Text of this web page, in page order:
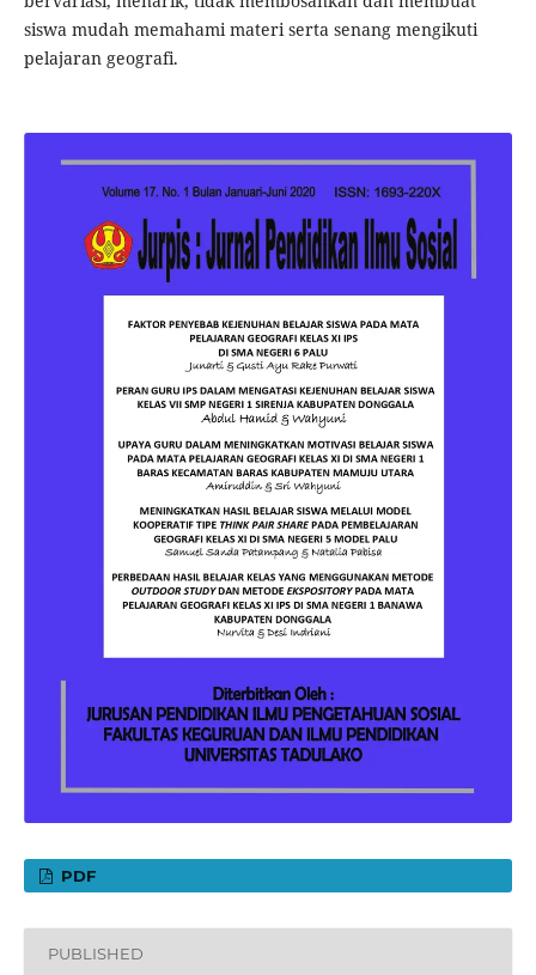
siswa mudah memahami materi serta senang mengikuti
pelajaran geografi.
PDF
PUBLISHED